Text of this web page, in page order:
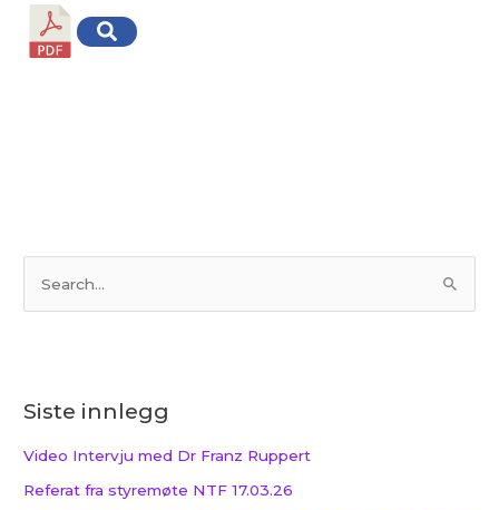
ø
t
r
Siste innlegg
Video Intervju med Dr Franz Ruppert
Referat fra styremøte NTF 17.03.26